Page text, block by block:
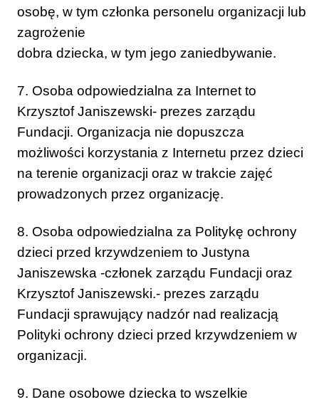
osobę, w tym członka personelu organizacji lub
zagrożenie
dobra dziecka, w tym jego zaniedbywanie.
7. Osoba odpowiedzialna za Internet to
Krzysztof Janiszewski- prezes zarządu
Fundacji. Organizacja nie dopuszcza
możliwości korzystania z Internetu przez dzieci
na terenie organizacji oraz w trakcie zajęć
prowadzonych przez organizację.
8. Osoba odpowiedzialna za Politykę ochrony
dzieci przed krzywdzeniem to Justyna
Janiszewska -członek zarządu Fundacji oraz
Krzysztof Janiszewski.- prezes zarządu
Fundacji sprawujący nadzór nad realizacją
Polityki ochrony dzieci przed krzywdzeniem w
organizacji.
9. Dane osobowe dziecka to wszelkie